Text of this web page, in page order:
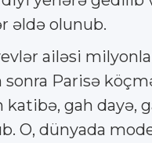
əldə olunub.
ailəsi
Parisə
katibə, gah dayə,
O, dünyada